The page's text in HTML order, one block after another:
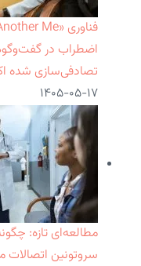
اضطراب در
تصادفی‌سازی شده
۱۴۰۵-۰۵-۱۷
مطالعه‌ای تازه:
سروتونین اتصالات